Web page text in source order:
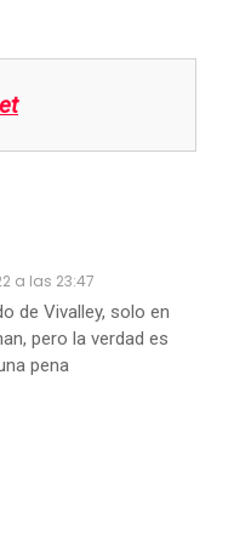
a las 23:47
de Vivalley, solo en
pero la verdad es
pena